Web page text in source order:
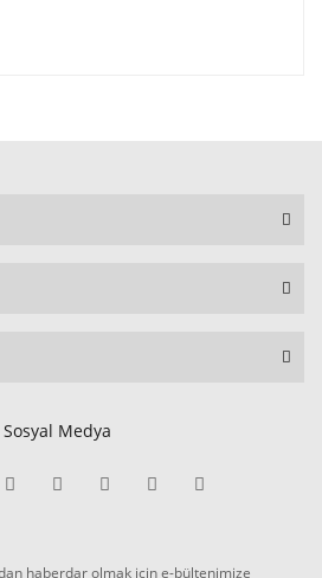
Sosyal Medya
haberdar olmak için e-bültenimize